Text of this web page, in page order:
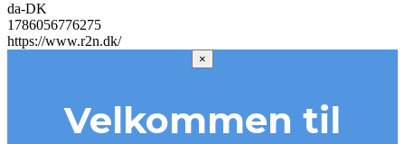
da-DK
1786056776275
https://www.r2n.dk/
×
Velkommen til